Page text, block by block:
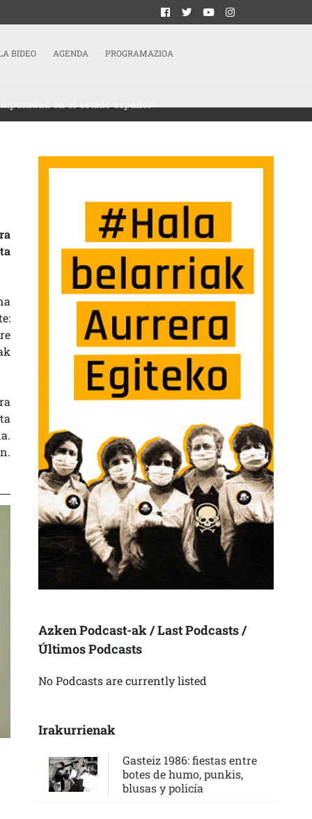
BIDEO AGENDA PROGRAMAZIOA
en el estado español»
PARA ACABAR CON EL MODELO DE IMPUNIDAD EN EL ESTADO
Azken Podcast-ak / Last Podcasts /
Últimos Podcasts
No Podcasts are currently listed
Irakurrienak
Gasteiz 1986: fiestas entre
botes de humo, punkis,
blusas y policía